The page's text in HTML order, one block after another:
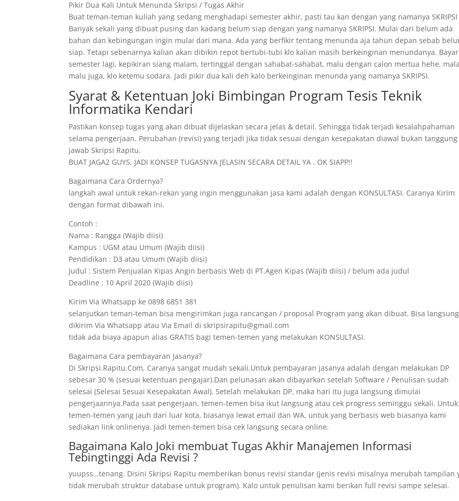
Pikir Dua Kali Untuk Menunda Skripsi / Tugas Akhir
Buat teman-teman kuliah yang sedang menghadapi semester akhir, pasti tau kan dengan yang namanya SKRIPSI
Banyak sekali yang dibuat pusing dan kadang belum siap dengan yang namanya SKRIPSI. Mulai dari belum ada
bahan dan kebingungan ingin mulai dari mana. Ada yang berfikir tentang menunda aja tahun depan sebab
siap. Tetapi sebenarnya kalian akan dibikin repot bertubi-tubi klo kalian masih berkeinginan menundanya. Bayar
semester lagi, kepikiran siang malam, tertinggal dengan sahabat-sahabat, malu dengan calon mertua hehe,
malu juga, klo ketemu sodara. Jadi pikir dua kali deh kalo berkeinginan menunda yang namanya SKRIPSI.
Syarat & Ketentuan Joki Bimbingan Program Tesis Teknik
Informatika Kendari
Pastikan konsep tugas yang akan dibuat dijelaskan secara jelas & detail. Sehingga tidak terjadi kesalahpahaman
selama pengerjaan. Perubahan (revisi) yang terjadi jika tidak sesuai dengan kesepakatan diawal bukan tanggung
jawab Skripsi Rapitu.
BUAT JAGA2 GUYS, JADI KONSEP TUGASNYA JELASIN SECARA DETAIL YA . OK SIAPP!!
Bagaimana Cara Ordernya?
langkah awal untuk rekan-rekan yang ingin menggunakan jasa kami adalah dengan KONSULTASI. Caranya Kirim
dengan format dibawah ini.
Contoh :
Nama : Rangga (Wajib diisi)
Kampus : UGM atau Umum (Wajib diisi)
Pendidikan : D3 atau Umum (Wajib diisi)
Judul : Sistem Penjualan Kipas Angin berbasis Web di PT.Agen Kipas (Wajib diisi) / belum ada judul
Deadline : 10 April 2020 (Wajib diisi)
Kirim Via Whatsapp ke 0898 6851 381
selanjutkan teman-teman bisa mengirimkan juga rancangan / proposal Program yang akan dibuat. Bisa langsung
dikirim Via Whatsapp atau Via Email di skripsirapitu@gmail.com
tidak ada biaya apapun alias GRATIS bagi temen-temen yang melakukan KONSULTASI.
Bagaimana Cara pembayaran Jasanya?
Di Skripsi.Rapitu.Com, Caranya sangat mudah sekali.Untuk pembayaran jasanya adalah dengan melakukan DP
sebesar 30 % (sesuai ketentuan pengajar).Dan pelunasan akan dibayarkan setelah Software / Penulisan sudah
selesai (Selesai Sesuai Kesepakatan Awal). Setelah melakukan DP, maka hari itu juga langsung dimulai
pengerjaannya.Pada saat pengerjaan, temen-temen bisa ikut langsung atau cek progress seminggu sekali. Untuk
temen-temen yang jauh dari luar kota, biasanya lewat email dan WA, untuk yang berbasis web biasanya kami
sediakan link onlinenya. Jadi temen-temen bisa cek langsung secara online.
Bagaimana Kalo Joki membuat Tugas Akhir Manajemen Informasi
Tebingtinggi Ada Revisi ?
yuupss…tenang. Disini Skripsi Rapitu memberikan bonus revisi standar (jenis revisi misalnya merubah tampilan
tidak merubah struktur database untuk program). Kalo untuk penulisan kami berikan full revisi sampe selesai.